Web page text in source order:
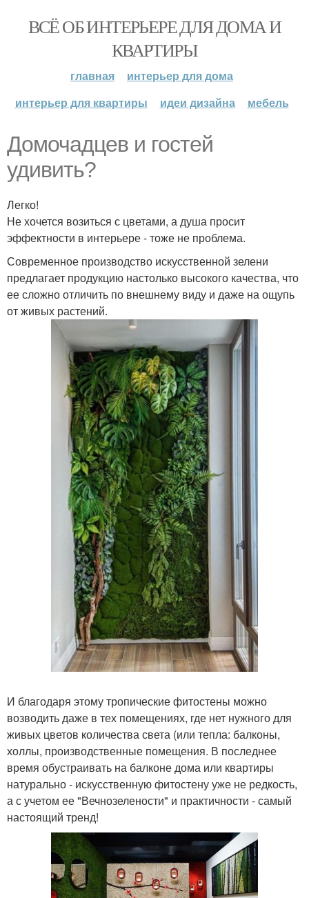
ВСЁ ОБ ИНТЕРЬЕРЕ ДЛЯ ДОМА И
КВАРТИРЫ
главная
интерьер для дома
интерьер для квартиры
идеи дизайна мебель
Домочадцев и гостей
удивить?
Легко!
Не хочется возиться с цветами, а душа просит
эффектности в интерьере - тоже не проблема.
Современное производство искусственной зелени
предлагает продукцию настолько высокого качества, что
ее сложно отличить по внешнему виду и даже на ощупь
от живых растений.
И благодаря этому тропические фитостены можно
возводить даже в тех помещениях, где нет нужного для
живых цветов количества света (или тепла: балконы,
холлы, производственные помещения. В последнее
время обустраивать на балконе дома или квартиры
натурально - искусственную фитостену уже не редкость,
а с учетом ее "Вечнозелености" и практичности - самый
настоящий тренд!